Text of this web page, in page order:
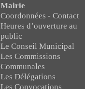
Mairie
Coordonnées - Contact
Heures d’ouverture au
public
Le Conseil Municipal
Les Commissions
Communales
Les Délégations
Les Convocations